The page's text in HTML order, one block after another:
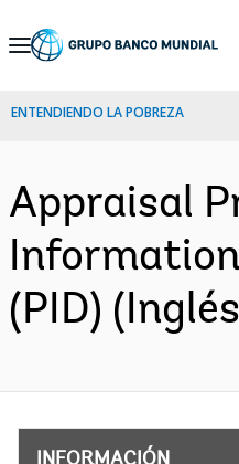
Skip
Navigation
ENTENDIENDO LA POBREZA
Appraisal
(PID)